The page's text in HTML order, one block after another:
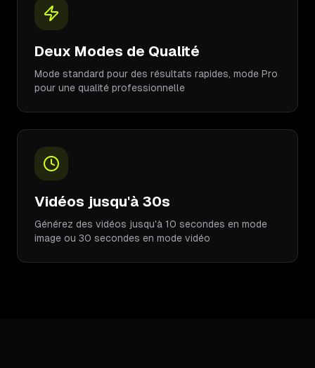
Deux Modes de Qualité
Mode standard pour des résultats rapides, mode Pro
pour une qualité professionnelle
Vidéos jusqu'à 30s
Générez des vidéos jusqu'à 10 secondes en mode
image ou 30 secondes en mode vidéo